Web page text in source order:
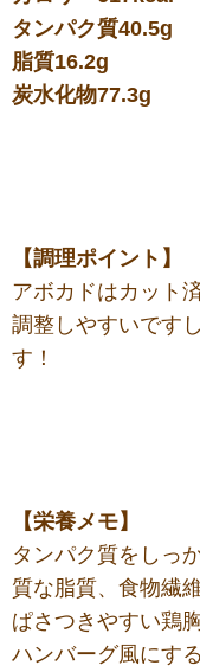
タンパク質40.5g
脂質16.2g
炭水化物77.3g
【調理ポイント】
アボカドはカット
調整しやすいです
す！
【栄養メモ】
タンパク質をしっ
質な脂質、食物繊
ぱさつきやすい鶏
ハンバーグ風にす